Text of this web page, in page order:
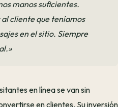
manos suficientes.
cliente que teníamos
en el sitio. Siempre
en línea se van sin
en clientes. Su inversión